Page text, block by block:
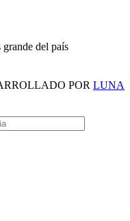
grande del país
POR LUNA